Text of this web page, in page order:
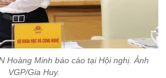
Hoàng Minh báo cáo tại Hội nghị. Ảnh
VGP/Gia Huy.